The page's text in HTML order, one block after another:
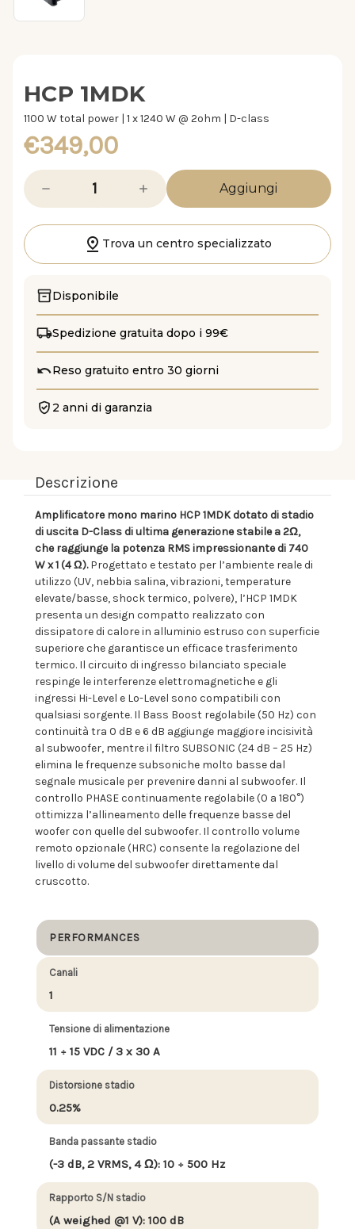
HCP 1MDK
1100 W total power | 1 x 1240 W @ 2ohm | D-class
€349,00
Diminuisci
quantità
di
Aumenta
quantità
di
1MDK
Trova un centro specializzato
Disponibile
Spedizione gratuita dopo i 99€
Reso gratuito entro 30 giorni
2 anni di garanzia
Descrizione
Amplificatore mono marino HCP 1MDK dotato di stadio
di uscita D-Class di ultima generazione stabile a 2Ω,
che raggiunge la potenza RMS impressionante di 740
W x 1 (4 Ω).Progettato e testato per l’ambiente reale di
utilizzo (UV, nebbia salina, vibrazioni, temperature
elevate/basse, shock termico, polvere), l’HCP 1MDK
presenta un design compatto realizzato con
dissipatore di calore in alluminio estruso con superficie
superiore che garantisce un efficace trasferimento
termico. Il circuito di ingresso bilanciato speciale
respinge le interferenze elettromagnetiche e gli
ingressi Hi-Level e Lo-Level sono compatibili con
qualsiasi sorgente. Il Bass Boost regolabile (50 Hz) con
continuità tra 0 dB e 6 dB aggiunge maggiore incisività
al subwoofer, mentre il filtro SUBSONIC (24 dB – 25 Hz)
elimina le frequenze subsoniche molto basse dal
segnale musicale per prevenire danni al subwoofer. Il
controllo PHASE continuamente regolabile (0 a 180°)
ottimizza l’allineamento delle frequenze basse del
woofer con quelle del subwoofer. Il controllo volume
remoto opzionale (HRC) consente la regolazione del
livello di volume del subwoofer direttamente dal
cruscotto.
PERFORMANCES
Canali
1
Tensione di alimentazione
11 ÷ 15 VDC / 3 x 30 A
Distorsione stadio
0.25%
Banda passante stadio
(-3 dB, 2 VRMS, 4 Ω): 10 ÷ 500 Hz
Rapporto S/N stadio
(A weighed @1 V): 100 dB